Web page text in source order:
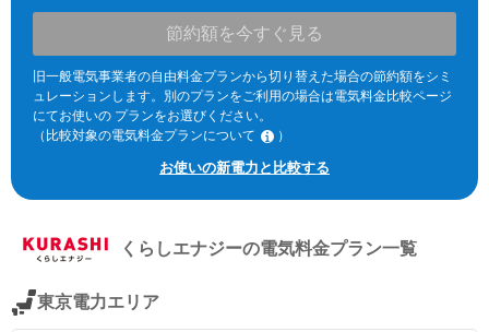
節約額を今すぐ見る
旧一般電気事業者の自由料金プランから切り替えた場合の節約額をシミ
ュレーションします。別のプランをご利用の場合は電気料金比較ページ
にてお使いの プランをお選びください。
（比較対象の電気料金プランについて
）
※北海道電力エリア「エネとくポイントプラン」「従量電灯C」、東北
電力エリア「よりそう+ｅねっとバリュー」「よりそう＋ファミリーバ
リュー」(kVA契約)、東京電力エリア「スタンダードS」「スタンダード
量電灯ネクスト」、関西電力エリア「なっトクでんき」「なっトクでん
きBiz」(kVA契約)、中国電力エリア「ぐっとずっと。プラン スマートコ
「おトクeプラン」「ビジネススタンダードプラン」(kVA契約)、九州電
お使いの新電力と比較する
くらしエナジーの電気料金プラン一覧
東京電力エリア